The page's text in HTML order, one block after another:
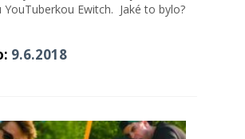
YouTuberkou Ewitch. Jaké to bylo?
9.6.2018